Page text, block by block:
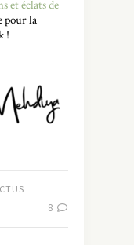
et éclats de
pour la
!
8